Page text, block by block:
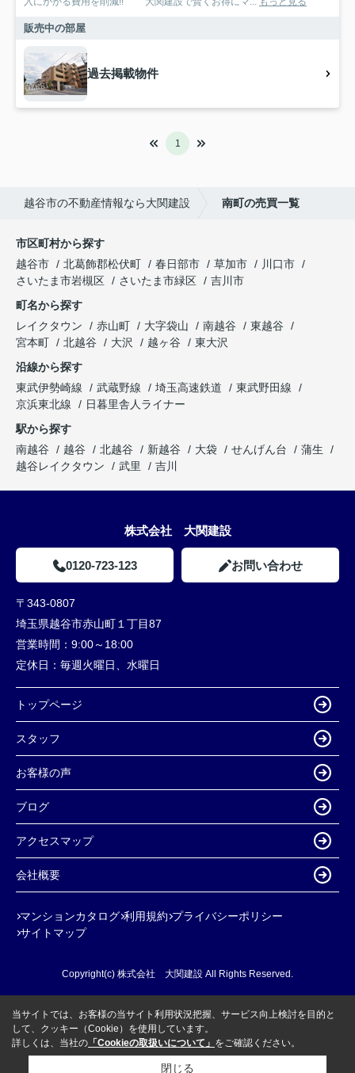
販売中の部屋
過去掲載物件
1
越谷市の不動産情報なら大関建設 南町の売買一覧
市区町村から探す
越谷市
北葛飾郡松伏町 春日部市 草加市
川口市
さいたま市岩槻区
さいたま市緑区
吉川市
町名から探す
レイクタウン
赤山町 大字袋山 南越谷
東越谷
宮本町
北越谷 大沢 越ヶ谷
東大沢
沿線から探す
東武伊勢崎線
武蔵野線 埼玉高速鉄道
東武野田線
京浜東北線
日暮里舎人ライナー
駅から探す
南越谷
越谷 北越谷 新越谷 大袋 せんげん台
蒲生
越谷レイクタウン
武里 吉川
株式会社 大関建設
0120-723-123 お問い合わせ
〒343-0807
埼玉県越谷市赤山町１丁目87
営業時間： 9:00～18:00
定休日： 毎週火曜日、水曜日
トップページ
スタッフ
お客様の声
ブログ
アクセスマップ
会社概要
マンションカタログ 利用規約 プライバシーポリシー
サイトマップ
Copyright(c) 株式会社 大関建設 All Rights Reserved.
当サイトでは、お客様の当サイト利用状況把握、サービス向上検討を目的と
して、クッキー（Cookie）を使用しています。
詳しくは、当社の 「Cookieの取扱いについて」 をご確認ください。
閉じる